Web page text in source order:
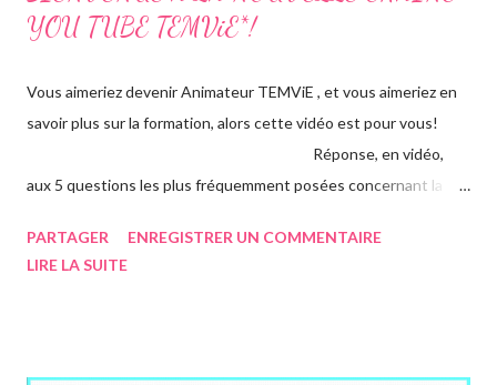
YOU TUBE TEMViE*!
Vous aimeriez devenir Animateur TEMViE , et vous aimeriez en
savoir plus sur la formation, alors cette vidéo est pour vous!
Réponse, en vidéo,
aux 5 questions les plus fréquemment posées concernant la
PARTAGER
ENREGISTRER UN COMMENTAIRE
LIRE LA SUITE